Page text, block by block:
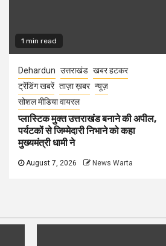
1 min read
Dehardun उत्तराखंड खबर हटकर
ट्रेंडिंग खबरें ताज़ा ख़बर न्यूज़
सोशल मीडिया वायरल
प्लास्टिक मुक्त उत्तराखंड बनाने की अपील,
पर्यटकों से जिम्मेदारी निभाने को कहा
मुख्यमंत्री धामी ने
August 7, 2026 News Warta